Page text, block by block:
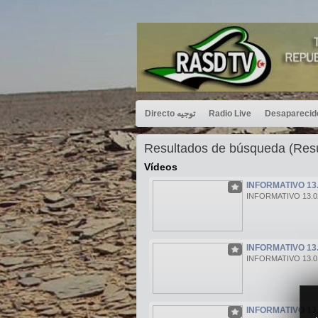
Directo توجيه Radio Live
Resultados de búsqueda
Vídeos
INFORMATIVO
INFORMATIVO
INFORMATIVO
INFORMATIVO
INFORMATIVO